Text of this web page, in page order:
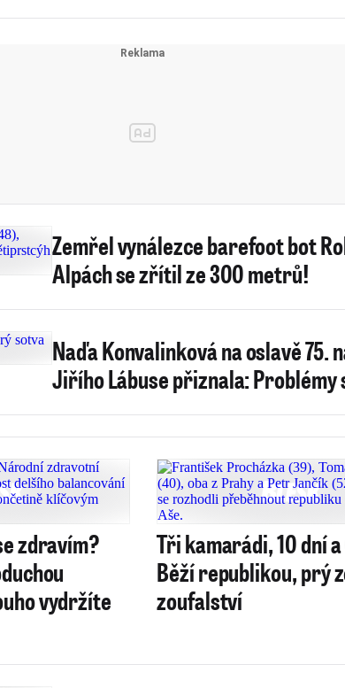
Zemřel vynálezce barefoot bot
Alpách se zřítil ze 300 metrů!
Naďa Konvalinková na oslavě 75.
Jiřího Lábuse přiznala: Problémy
zdravím?
vydržíte
Tři kamarádi, 10 dní
Běží republikou, prý
zoufalství